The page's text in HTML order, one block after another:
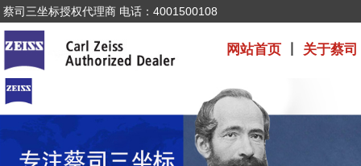
蔡司三坐标授权代理商 电话：4001500108
网站首页丨 关于蔡司